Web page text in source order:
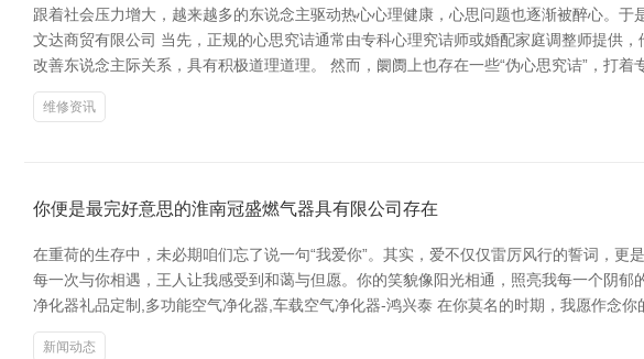
跟着社会压力增大，越来越多的东说念主驱动热心心理健康，心思问题也逐渐被醉心。
文达商贸有限公司 当先，正规的心思究诘通常由专科心理究诘师或婚配家庭调整师提供
改善东说念主际关系，具有积极道理道理。 然而，阛阓上也存在一些“伪心思究诘”，打着
维修资讯
你便是最完好意思的淮南冠盛燃气器具有限公司存在
在重荷的生存中，未必期咱们忘了说一句“我爱你”。其实，爱不仅仅雷厉风行的誓词，
每一次与你相遇，王人让我感受到和蔼与但愿。你的笑貌像阳光相通，照亮我每一个阴
净化器礼品定制,多功能空气净化器,车载空气净化器-鸿兴泰 在你莫名的时期，我愿作念你
新闻动态